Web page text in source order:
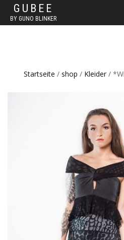
GUBEE
BY GUNO BLINKER
Startseite / shop / Kleider/